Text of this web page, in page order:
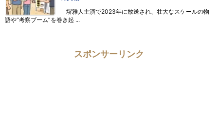
堺雅人主演で2023年に放送され、壮大なスケールの物
語や“考察ブーム”を巻き起 ...
スポンサーリンク